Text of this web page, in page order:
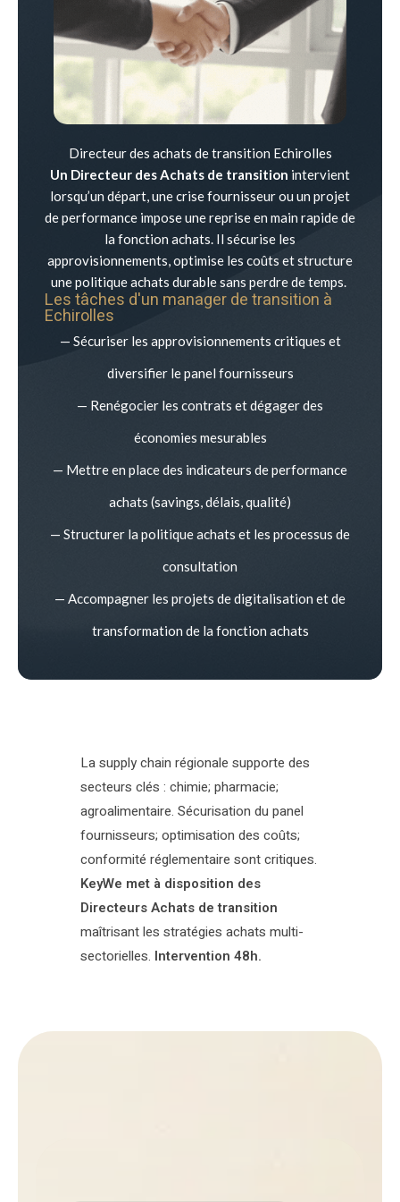
Directeur des achats de transition Echirolles
Un Directeur des Achats de transition intervient
lorsqu’un départ, une crise fournisseur ou un projet
de performance impose une reprise en main rapide de
la fonction achats. Il sécurise les
approvisionnements, optimise les coûts et structure
une politique achats durable sans perdre de temps.
Les tâches d'un manager de transition à
Echirolles
— Sécuriser les approvisionnements critiques et
diversifier le panel fournisseurs
— Renégocier les contrats et dégager des
économies mesurables
— Mettre en place des indicateurs de performance
achats (savings, délais, qualité)
— Structurer la politique achats et les processus de
consultation
— Accompagner les projets de digitalisation et de
transformation de la fonction achats
La supply chain régionale supporte des
secteurs clés : chimie; pharmacie;
agroalimentaire. Sécurisation du panel
fournisseurs; optimisation des coûts;
conformité réglementaire sont critiques.
KeyWe met à disposition des
Directeurs Achats de transition
maîtrisant les stratégies achats multi-
sectorielles. Intervention 48h.